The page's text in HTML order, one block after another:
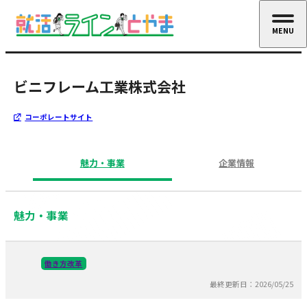
ビニフレーム工業株式会社
コーポレートサイト
魅力・事業 企業情報
魅力・事業
働き方改革
最終更新日：2026/05/25
MENU